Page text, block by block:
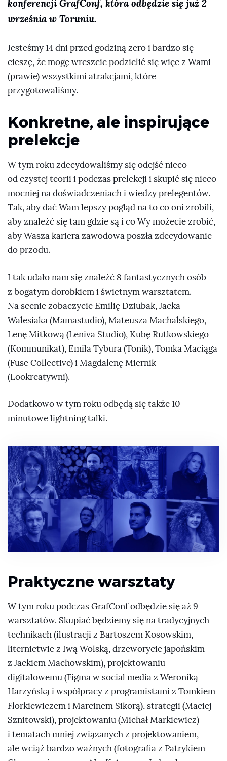
konferencji GrafConf, która odbędzie się już 2
września w Toruniu.
Jesteśmy 14 dni przed godziną zero i bardzo się
cieszę, że mogę wreszcie podzielić się więc z Wami
(prawie) wszystkimi atrakcjami, które
przygotowaliśmy.
Konkretne, ale inspirujące
prelekcje
W tym roku zdecydowaliśmy się odejść nieco
od czystej teorii i podczas prelekcji i skupić się nieco
mocniej na doświadczeniach i wiedzy prelegentów.
Tak, aby dać Wam lepszy pogląd na to co oni zrobili,
aby znaleźć się tam gdzie są i co Wy możecie zrobić,
aby Wasza kariera zawodowa poszła zdecydowanie
do przodu.
I tak udało nam się znaleźć 8 fantastycznych osób
z bogatym dorobkiem i świetnym warsztatem.
Na scenie zobaczycie Emilię Dziubak, Jacka
Walesiaka (Mamastudio), Mateusza Machalskiego,
Lenę Mitkową (Leniva Studio), Kubę Rutkowskiego
(Kommunikat), Emila Tybura (Tonik), Tomka Maciąga
(Fuse Collective) i Magdalenę Miernik
(Lookreatywni).
Dodatkowo w tym roku odbędą się także 10-
minutowe lightning talki.
Praktyczne warsztaty
W tym roku podczas GrafConf odbędzie się aż 9
warsztatów. Skupiać będziemy się na tradycyjnych
technikach (ilustracji z Bartoszem Kosowskim,
liternictwie z Iwą Wolską, drzeworycie japońskim
z Jackiem Machowskim), projektowaniu
digitalowemu (Figma w social media z Weroniką
Harzyńską i współpracy z programistami z Tomkiem
Florkiewiczem i Marcinem Sikorą), strategii (Maciej
Sznitowski), projektowaniu (Michał Markiewicz)
i tematach mniej związanych z projektowaniem,
ale wciąż bardzo ważnych (fotografia z Patrykiem